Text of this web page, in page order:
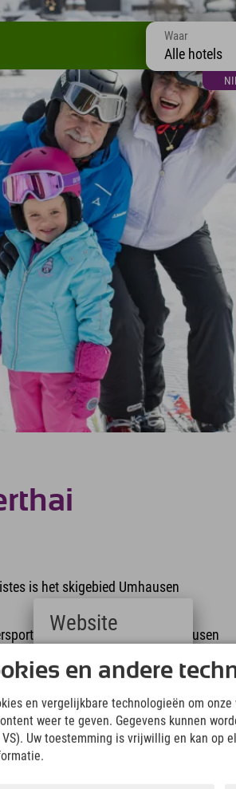
Waar
Alle hotels
is het skigebied Umhausen
Dan is het skigebied Umhausen
en een skikleuterschool.
Umhausen naar Niederthai :)
en andere
en vergelijkbare technologieën om
weer te geven. Gegevens kunnen
Uw toestemming is vrijwillig en kan op
Website
(German)
(English)
Italiano
(Italian)